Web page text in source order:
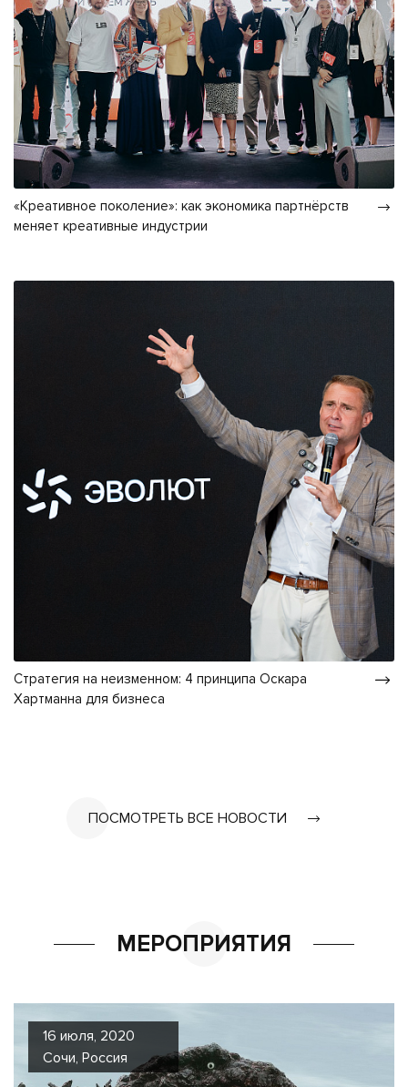
«Креативное поколение»: как экономика партнёрств
меняет креативные индустрии
Стратегия на неизменном: 4 принципа Оскара
Хартманна для бизнеса
ПОСМОТРЕТЬ ВСЕ НОВОСТИ
МЕРОПРИЯТИЯ
16 июля, 2020
Сочи, Россия